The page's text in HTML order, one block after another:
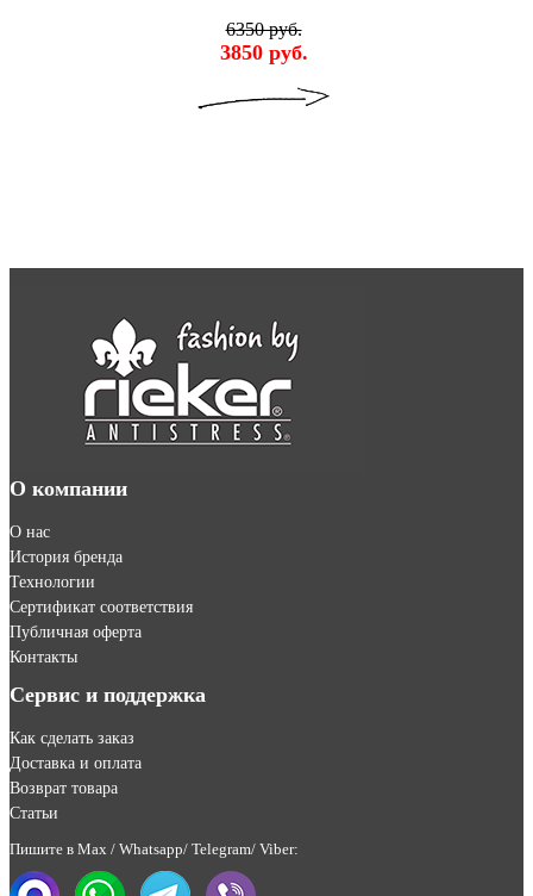
6350 руб.
3850 руб.
О компании
О нас
История бренда
Технологии
Сертификат соответствия
Публичная оферта
Контакты
Сервис и поддержка
Как сделать заказ
Доставка и оплата
Возврат товара
Статьи
Пишите в Max / Whatsapp/ Telegram/ Viber: